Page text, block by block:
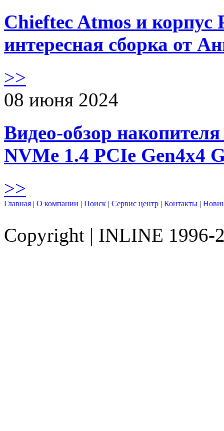
Chieftec Atmos и корпус
интересная сборка от
>>
08 июня 2024
Видео-обзор
NVMe 1.4 PCIe Gen4х4
>>
Главная | О компании | Поиск | Сервис центр | Контакты |
Copyright | INLINE 1996-